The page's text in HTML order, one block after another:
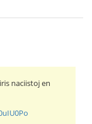
naciistoj en